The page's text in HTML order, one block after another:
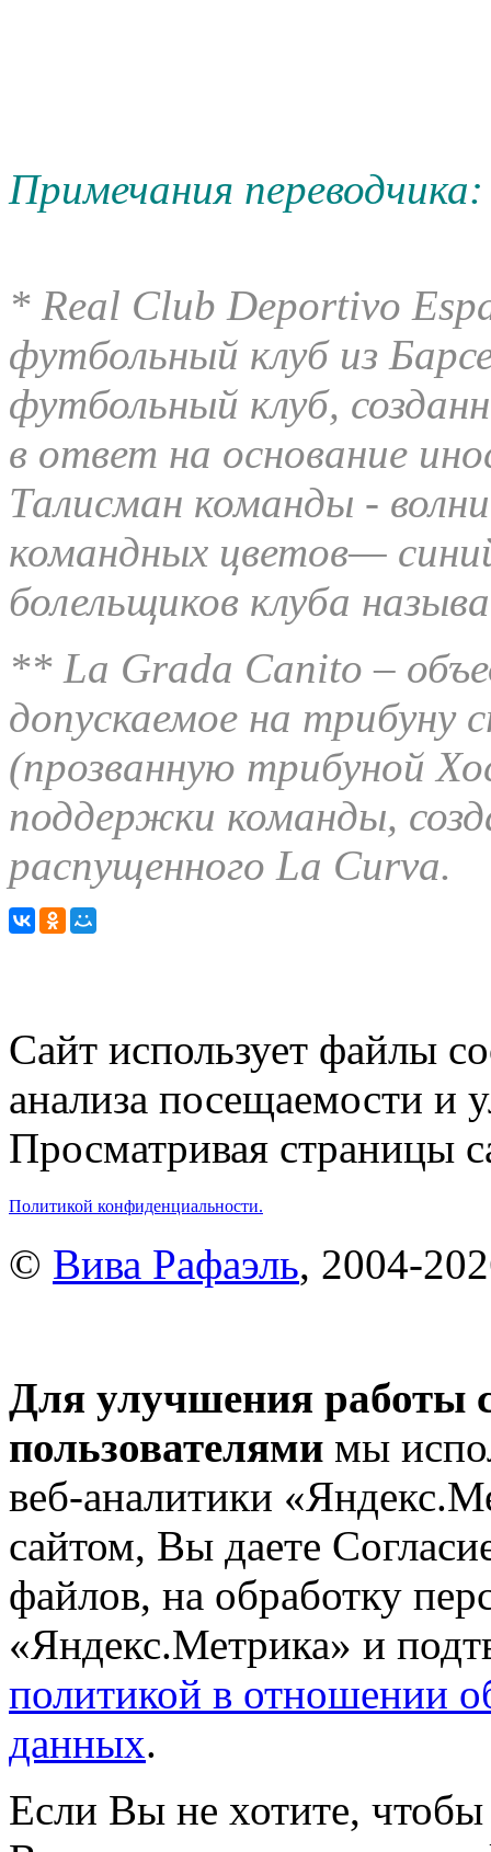
Примечания переводчика:
* Real Club Deportivo
футбольный клуб из
футбольный клуб,
в ответ на основание
Талисман команды -
командных цветов—
болельщиков клуба
** La Grada Canito –
допускаемое на
(прозванную трибуной
поддержки команды,
распущенного La Curva.
Сайт использует файлы
анализа посещаемости и
Просматривая страницы
Политикой конфиденциальности.
© Вива Рафаэль, 2004-
Для улучшения работы
пользователями мы
веб-аналитики
сайтом, Вы даете
файлов, на обработку
«Яндекс.Метрика» и
политикой в отношении
данных.
Если Вы не хотите,